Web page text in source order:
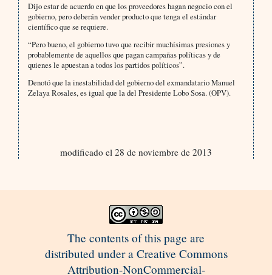
Dijo estar de acuerdo en que los proveedores hagan negocio con el
gobierno, pero deberán vender producto que tenga el estándar
científico que se requiere.
“Pero bueno, el gobierno tuvo que recibir muchísimas presiones y
probablemente de aquellos que pagan campañas políticas y de
quienes le apuestan a todos los partidos políticos”.
Denotó que la inestabilidad del gobierno del exmandatario Manuel
Zelaya Rosales, es igual que la del Presidente Lobo Sosa. (OPV).
modificado el 28 de noviembre de 2013
The contents of this page are
distributed under a Creative Commons
Attribution-NonCommercial-